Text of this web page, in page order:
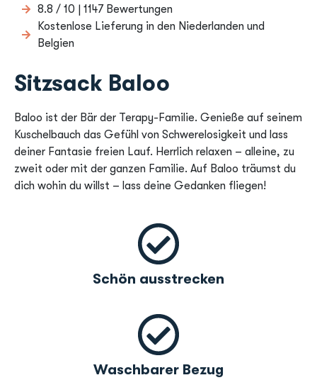
8.8 / 10 | 1147 Bewertungen
Kostenlose Lieferung in den Niederlanden und
Belgien
Sitzsack Baloo
Baloo ist der Bär der Terapy-Familie. Genieße auf seinem
Kuschelbauch das Gefühl von Schwerelosigkeit und lass
deiner Fantasie freien Lauf. Herrlich relaxen – alleine, zu
zweit oder mit der ganzen Familie. Auf Baloo träumst du
dich wohin du willst – lass deine Gedanken fliegen!
Schön ausstrecken
Waschbarer Bezug